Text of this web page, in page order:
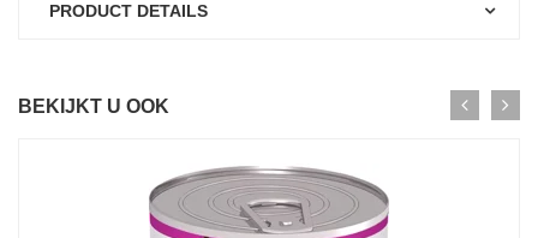
PRODUCT DETAILS
BEKIJKT U OOK